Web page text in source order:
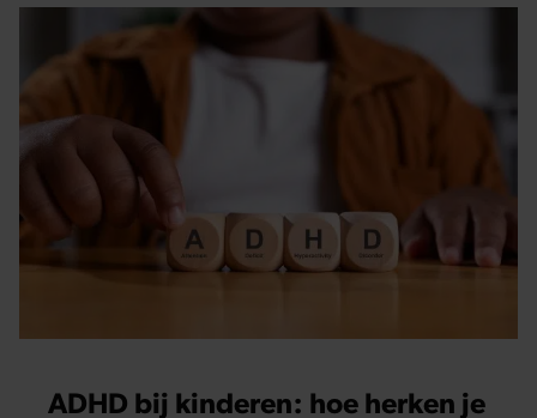
ADHD bij kinderen: hoe herken je